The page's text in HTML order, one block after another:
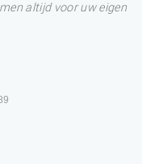
altijd voor uw eigen